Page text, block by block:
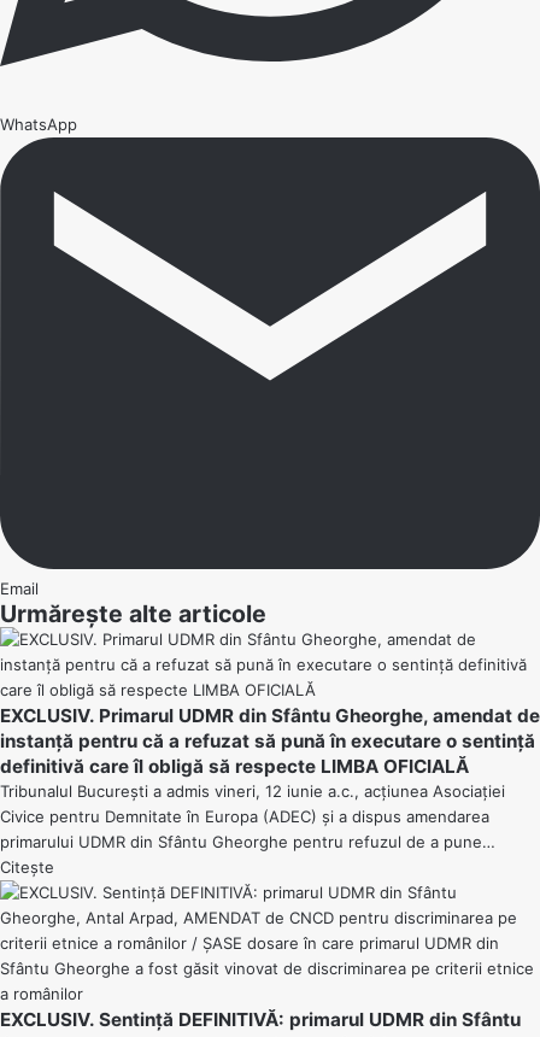
WhatsApp
Email
Urmărește alte articole
EXCLUSIV. Primarul UDMR din Sfântu Gheorghe, amendat de
instanță pentru că a refuzat să pună în executare o sentință
definitivă care îl obligă să respecte LIMBA OFICIALĂ
Tribunalul București a admis vineri, 12 iunie a.c., acțiunea Asociației
Civice pentru Demnitate în Europa (ADEC) și a dispus amendarea
primarului UDMR din Sfântu Gheorghe pentru refuzul de a pune…
Citește
EXCLUSIV. Sentință DEFINITIVĂ: primarul UDMR din Sfântu